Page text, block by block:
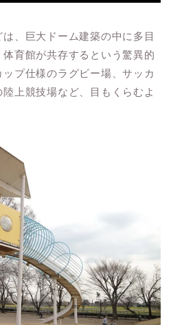
は、巨大ドーム建築の中に多目
育館が共存するという驚異的
プ仕様のラグビー場、サッカ
上競技場など、目もくらむよ